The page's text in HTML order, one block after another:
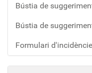
Bústia de
Bústia de
Formulari